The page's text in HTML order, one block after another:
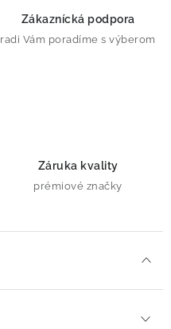
Zákaznícká podpora
radi Vám poradíme s výberom
Záruka kvality
prémiové značky